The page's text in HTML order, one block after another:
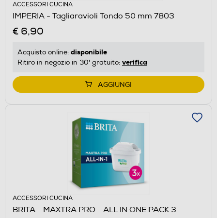
ACCESSORI CUCINA
IMPERIA - Tagliaravioli Tondo 50 mm 7803
€ 6,90
Acquisto online: disponibile
Ritiro in negozio in 30' gratuito: verifica
AGGIUNGI
ACCESSORI CUCINA
BRITA - MAXTRA PRO - ALL IN ONE PACK 3